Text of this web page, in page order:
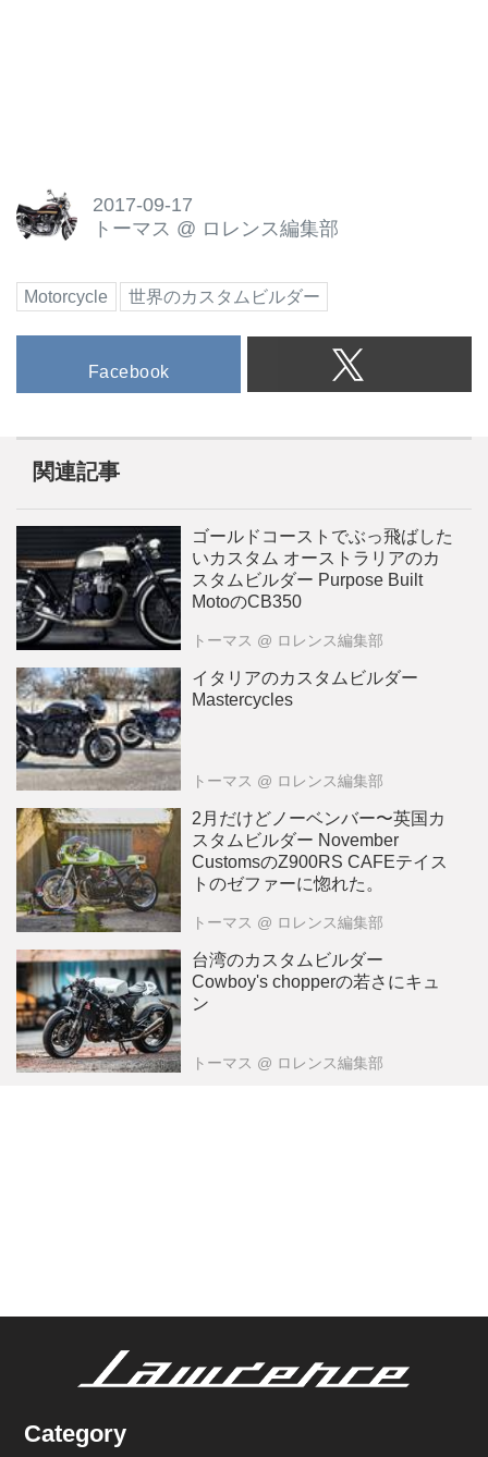
2017-09-17
トーマス @ ロレンス編集部
Motorcycle 世界のカスタムビルダー
Facebook
関連記事
ゴールドコーストでぶっ飛ばした
いカスタム オーストラリアのカ
スタムビルダー Purpose Built
MotoのCB350
トーマス @ ロレンス編集部
イタリアのカスタムビルダー
Mastercycles
トーマス @ ロレンス編集部
2月だけどノーベンバー〜英国カ
スタムビルダー November
CustomsのZ900RS CAFEテイス
トのゼファーに惚れた。
トーマス @ ロレンス編集部
台湾のカスタムビルダー
Cowboy's chopperの若さにキュ
ン
トーマス @ ロレンス編集部
Category